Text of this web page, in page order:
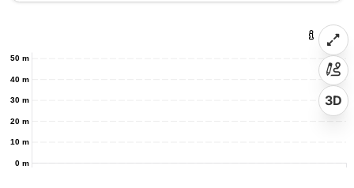
0 m
10 m
20 m
30 m
40 m
50 m
3D